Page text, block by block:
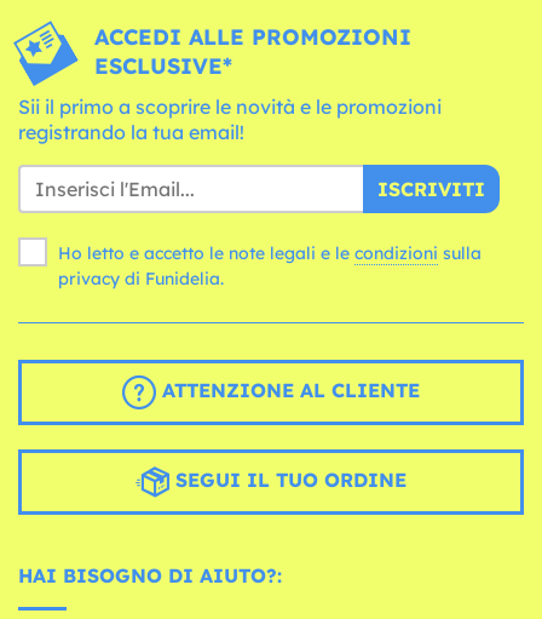
ACCEDI ALLE PROMOZIONI
ESCLUSIVE*
Sii il primo a scoprire le novità e le promozioni
registrando la tua email!
ISCRIVITI
Ho letto e accetto le note legali e le condizioni
privacy di Funidelia.
ATTENZIONE AL CLIENTE
SEGUI IL TUO ORDINE
HAI BISOGNO DI AIUTO?: